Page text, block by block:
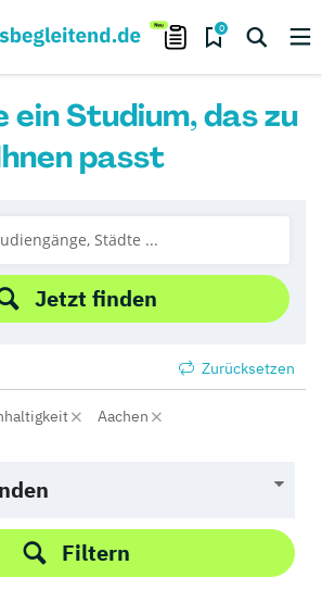
0
ein Studium, das zu
passt
Jetzt finden
Zurücksetzen
Aachen
Filtern